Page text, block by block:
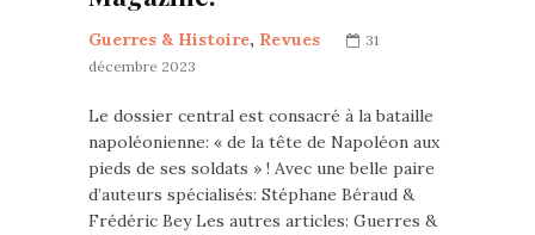
Guerres & Histoire, Revues
31
décembre 2023
Le dossier central est consacré à la bataille
napoléonienne: « de la tête de Napoléon aux
pieds de ses soldats » ! Avec une belle paire
d’auteurs spécialisés: Stéphane Béraud &
Frédéric Bey Les autres articles: Guerres &